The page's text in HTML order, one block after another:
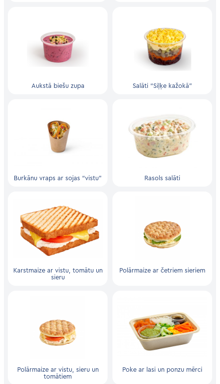
Aukstā biešu zupa Salāti “Siļķe kažokā”
Burkānu vraps ar sojas “vistu” Rasols salāti
Karstmaize ar vistu, tomātu un
sieru
Polārmaize ar četriem sieriem
Polārmaize ar vistu, sieru un
tomātiem
Poke ar lasi un ponzu mērci